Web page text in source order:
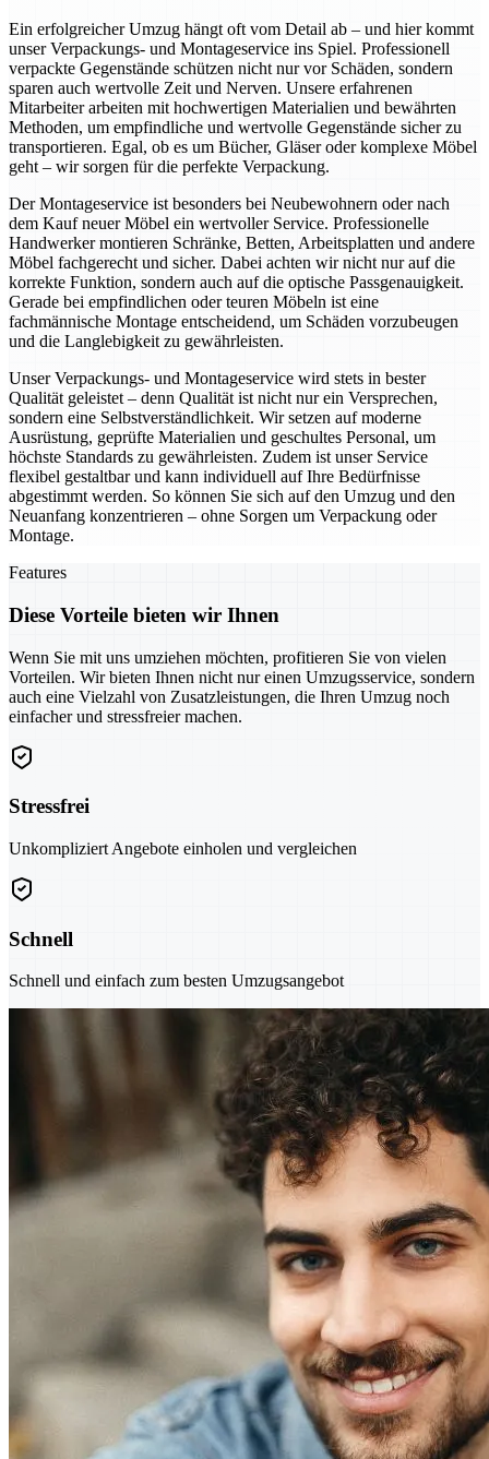
Ein erfolgreicher Umzug hängt oft vom Detail ab – und hier kommt
unser Verpackungs- und Montageservice ins Spiel. Professionell
verpackte Gegenstände schützen nicht nur vor Schäden, sondern
sparen auch wertvolle Zeit und Nerven. Unsere erfahrenen
Mitarbeiter arbeiten mit hochwertigen Materialien und bewährten
Methoden, um empfindliche und wertvolle Gegenstände sicher zu
transportieren. Egal, ob es um Bücher, Gläser oder komplexe Möbel
geht – wir sorgen für die perfekte Verpackung.
Der Montageservice ist besonders bei Neubewohnern oder nach
dem Kauf neuer Möbel ein wertvoller Service. Professionelle
Handwerker montieren Schränke, Betten, Arbeitsplatten und andere
Möbel fachgerecht und sicher. Dabei achten wir nicht nur auf die
korrekte Funktion, sondern auch auf die optische Passgenauigkeit.
Gerade bei empfindlichen oder teuren Möbeln ist eine
fachmännische Montage entscheidend, um Schäden vorzubeugen
und die Langlebigkeit zu gewährleisten.
Unser Verpackungs- und Montageservice wird stets in bester
Qualität geleistet – denn Qualität ist nicht nur ein Versprechen,
sondern eine Selbstverständlichkeit. Wir setzen auf moderne
Ausrüstung, geprüfte Materialien und geschultes Personal, um
höchste Standards zu gewährleisten. Zudem ist unser Service
flexibel gestaltbar und kann individuell auf Ihre Bedürfnisse
abgestimmt werden. So können Sie sich auf den Umzug und den
Neuanfang konzentrieren – ohne Sorgen um Verpackung oder
Montage.
Features
Diese Vorteile bieten wir Ihnen
Wenn Sie mit uns umziehen möchten, profitieren Sie von vielen
Vorteilen. Wir bieten Ihnen nicht nur einen Umzugsservice, sondern
auch eine Vielzahl von Zusatzleistungen, die Ihren Umzug noch
einfacher und stressfreier machen.
Stressfrei
Unkompliziert Angebote einholen und vergleichen
Schnell
Schnell und einfach zum besten Umzugsangebot